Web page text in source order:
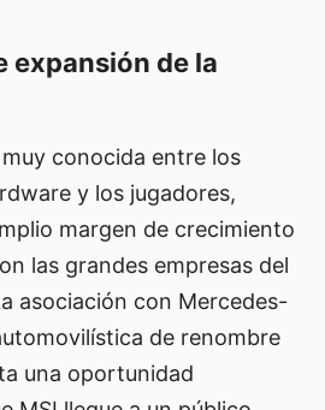
expansión de la
conocida entre los
y los jugadores,
margen de crecimiento
las grandes empresas del
asociación con Mercedes-
de renombre
una oportunidad